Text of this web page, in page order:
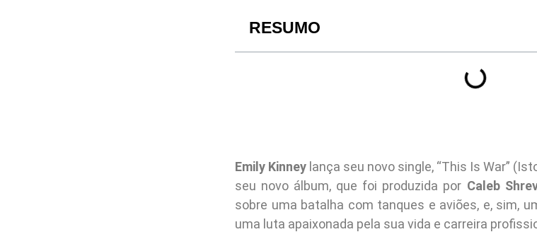
RESUMO
Emily Kinney lança seu novo single, “This Is War”
seu novo álbum, que foi produzida por Caleb
sobre uma batalha com tanques e aviões, e, sim,
uma luta apaixonada pela sua vida e carreira